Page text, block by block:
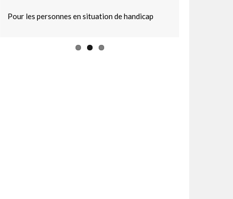
Pour les personnes en situation de handicap
Mondial de Prière